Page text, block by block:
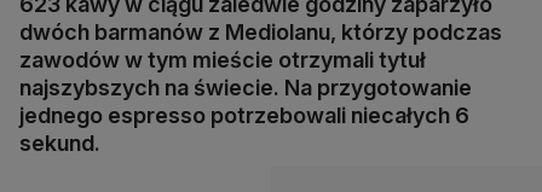
dwóch barmanów z Mediolanu, którzy podczas
zawodów w tym mieście otrzymali tytuł
najszybszych na świecie. Na przygotowanie
jednego espresso potrzebowali niecałych 6
sekund.